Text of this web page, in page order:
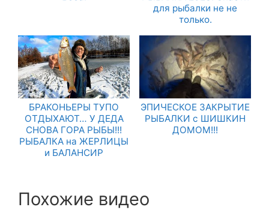
для рыбалки не не
только.
БРАКОНЬЕРЫ ТУПО
ОТДЫХАЮТ… У ДЕДА
СНОВА ГОРА РЫБЫ!!!
РЫБАЛКА на ЖЕРЛИЦЫ
и БАЛАНСИР
ЭПИЧЕСКОЕ ЗАКРЫТИЕ
РЫБАЛКИ с ШИШКИН
ДОМОМ!!!
Похожие видео